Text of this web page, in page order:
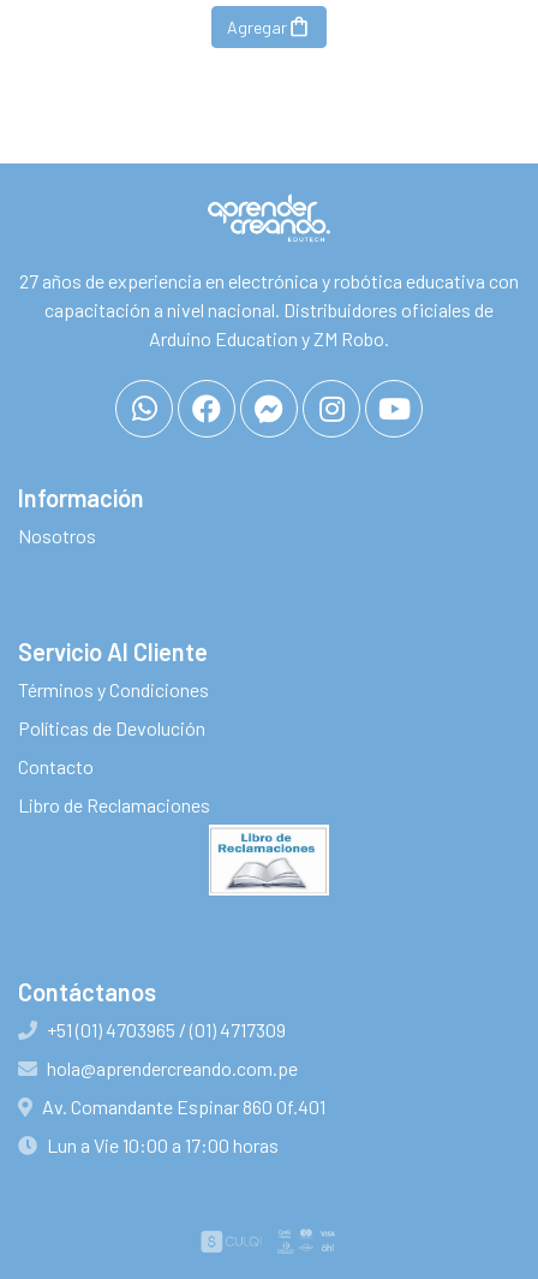
Agregar
27 años de experiencia en electrónica y robótica educativa con
capacitación a nivel nacional. Distribuidores oficiales de
Arduino Education y ZM Robo.
Información
Nosotros
Servicio Al Cliente
Términos y Condiciones
Políticas de Devolución
Contacto
Libro de Reclamaciones
Contáctanos
+51 (01) 4703965 / (01) 4717309
hola@aprendercreando.com.pe
Av. Comandante Espinar 860 Of.401
Lun a Vie 10:00 a 17:00 horas